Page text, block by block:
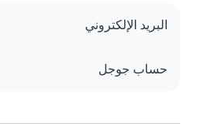
البريد الإلكتروني
حساب جوجل